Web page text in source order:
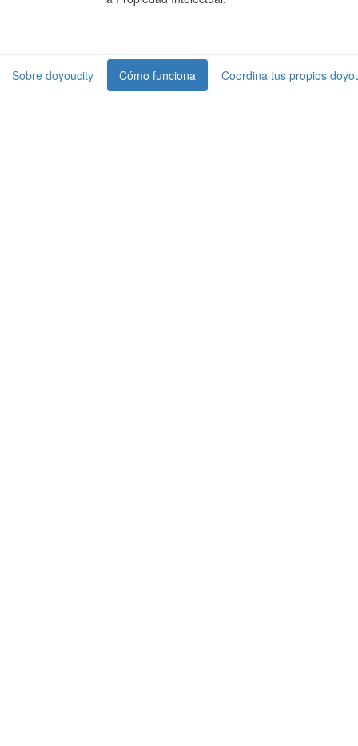
Sobre doyoucity Cómo funciona Coordina tus propios